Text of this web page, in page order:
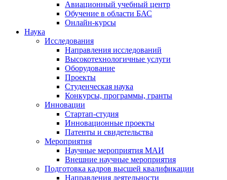
Авиационный учебный центр
Обучение в области БАС
Онлайн-курсы
Наука
Исследования
Направления исследований
Высокотехнологичные услуги
Оборудование
Проекты
Студенческая наука
Конкурсы, программы, гранты
Инновации
Стартап-студия
Инновационные проекты
Патенты и свидетельства
Мероприятия
Научные мероприятия МАИ
Внешние научные мероприятия
Подготовка кадров высшей квалификации
Направления деятельности